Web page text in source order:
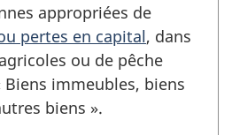
appropriées de
pertes en capital, dans
agricoles ou de pêche
Biens immeubles, biens
biens ».